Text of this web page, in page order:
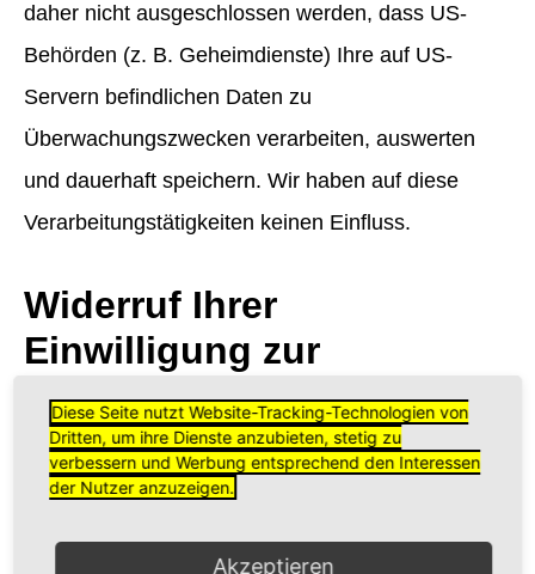
daher nicht ausgeschlossen werden, dass US-
Behörden (z. B. Geheimdienste) Ihre auf US-
Servern befindlichen Daten zu
Überwachungszwecken verarbeiten, auswerten
und dauerhaft speichern. Wir haben auf diese
Verarbeitungstätigkeiten keinen Einfluss.
Widerruf Ihrer
Einwilligung zur
Datenverarbeitung
Viele Datenverarbeitungsvorgänge sind nur mit
Ihrer ausdrücklichen Einwilligung möglich. Sie
Diese Seite nutzt Website-Tracking-Technologien von
Dritten, um ihre Dienste anzubieten, stetig zu
verbessern und Werbung entsprechend den Interessen
der Nutzer anzuzeigen.
Akzeptieren